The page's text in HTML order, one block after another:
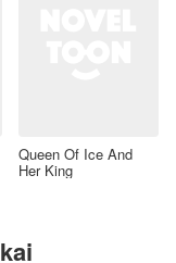
Queen Of Ice And
Her King